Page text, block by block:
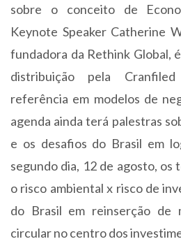
sobre o conceito de
Keynote Speaker Catherine
fundadora da Rethink Global,
distribuição pela
referência em modelos de
agenda ainda terá palestras
e os desafios do Brasil em
segundo dia, 12 de agosto, os
o risco ambiental x risco de
do Brasil em reinserção de
circular no centro dos